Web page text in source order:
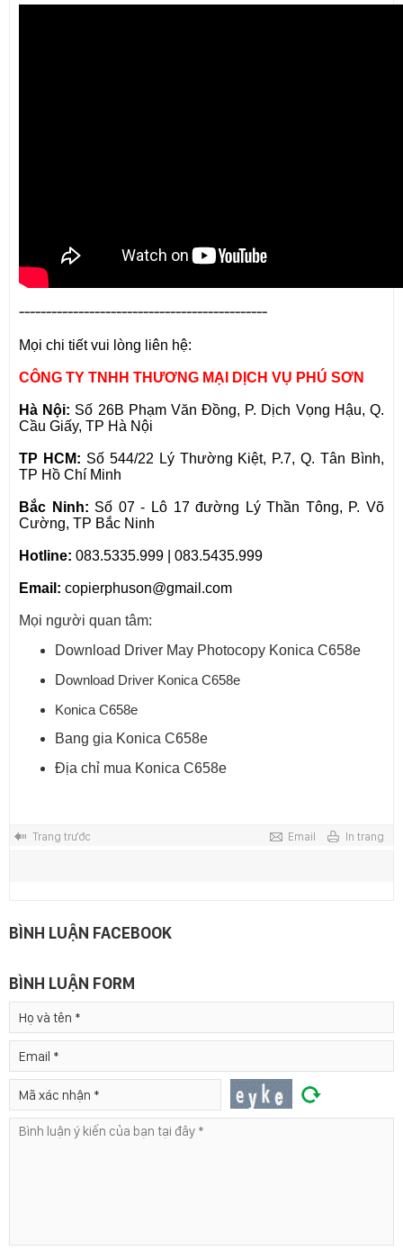
----------------------------------------------
Mọi chi tiết vui lòng liên hệ:
CÔNG TY TNHH THƯƠNG MẠI DỊCH VỤ PHÚ SƠN
Hà Nội: Số 26B Phạm Văn Đồng, P. Dịch Vọng Hậu, Q.
Cầu Giấy, TP Hà Nội
TP HCM: Số 544/22 Lý Thường Kiệt, P.7, Q. Tân Bình,
TP Hồ Chí Minh
Bắc Ninh: Số 07 - Lô 17 đường Lý Thần Tông, P. Võ
Cường, TP Bắc Ninh
Hotline: 083.5335.999 | 083.5435.999
Email: copierphuson@gmail.com
Mọi người quan tâm:
Download Driver May Photocopy Konica C658e
Download Driver Konica C658e
Konica C658e
Bang gia Konica C658e
Địa chỉ mua Konica C658e
Trang trước Email In trang
BÌNH LUẬN FACEBOOK
BÌNH LUẬN FORM